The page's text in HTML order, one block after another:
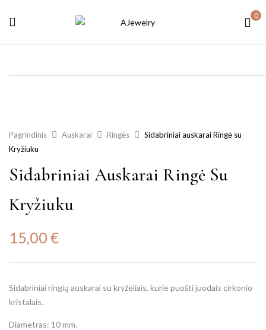
0
Pagrindinis Auskarai Ringės
Sidabriniai auskarai Ringė su
Kryžiuku
Sidabriniai Auskarai Ringė Su
Kryžiuku
15,00 €
Sidabriniai ringių auskarai su kryželiais, kurie puošti juodais cirkonio
kristalais.
Diametras: 10 mm.